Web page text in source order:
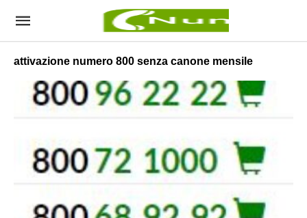
attivazione numero 800 senza canone mensile